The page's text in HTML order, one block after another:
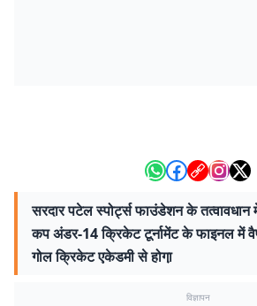
सरदार पटेल स्पोर्ट्स फाउंडेशन के तत्वावधान
कप अंडर-14 क्रिकेट टूर्नामेंट के फाइनल में
गोल क्रिकेट एकेडमी से होगा़
विज्ञापन